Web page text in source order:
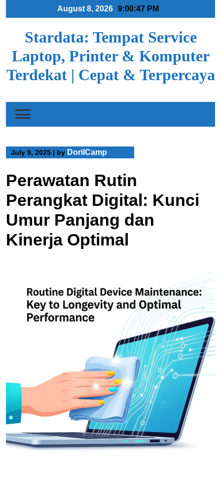
August 8, 2026 9:00:47 PM
Stardata: Tempat Service
Laptop, Printer & Komputer
Terdekat | Cepat & Terpercaya
July 9, 2025 | by DorilCamp
Perawatan Rutin
Perangkat Digital: Kunci
Umur Panjang dan
Kinerja Optimal